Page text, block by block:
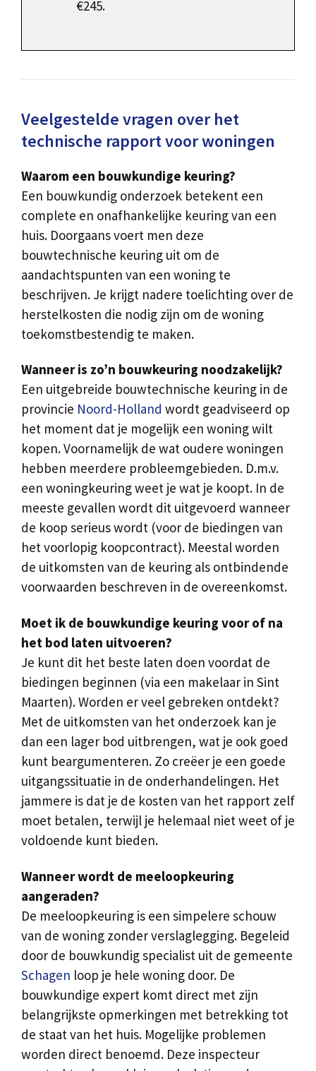
€245.
Veelgestelde vragen over het
technische rapport voor woningen
Waarom een bouwkundige keuring?
Een bouwkundig onderzoek betekent een
complete en onafhankelijke keuring van een
huis. Doorgaans voert men deze
bouwtechnische keuring uit om de
aandachtspunten van een woning te
beschrijven. Je krijgt nadere toelichting over de
herstelkosten die nodig zijn om de woning
toekomstbestendig te maken.
Wanneer is zo’n bouwkeuring noodzakelijk?
Een uitgebreide bouwtechnische keuring in de
provincie Noord-Holland wordt geadviseerd op
het moment dat je mogelijk een woning wilt
kopen. Voornamelijk de wat oudere woningen
hebben meerdere probleemgebieden. D.m.v.
een woningkeuring weet je wat je koopt. In de
meeste gevallen wordt dit uitgevoerd wanneer
de koop serieus wordt (voor de biedingen van
het voorlopig koopcontract). Meestal worden
de uitkomsten van de keuring als ontbindende
voorwaarden beschreven in de overeenkomst.
Moet ik de bouwkundige keuring voor of na
het bod laten uitvoeren?
Je kunt dit het beste laten doen voordat de
biedingen beginnen (via een makelaar in Sint
Maarten). Worden er veel gebreken ontdekt?
Met de uitkomsten van het onderzoek kan je
dan een lager bod uitbrengen, wat je ook goed
kunt beargumenteren. Zo creëer je een goede
uitgangssituatie in de onderhandelingen. Het
jammere is dat je de kosten van het rapport zelf
moet betalen, terwijl je helemaal niet weet of je
voldoende kunt bieden.
Wanneer wordt de meeloopkeuring
aangeraden?
De meeloopkeuring is een simpelere schouw
van de woning zonder verslaglegging. Begeleid
door de bouwkundig specialist uit de gemeente
Schagen loop je hele woning door. De
bouwkundige expert komt direct met zijn
belangrijkste opmerkingen met betrekking tot
de staat van het huis. Mogelijke problemen
worden direct benoemd. Deze inspecteur